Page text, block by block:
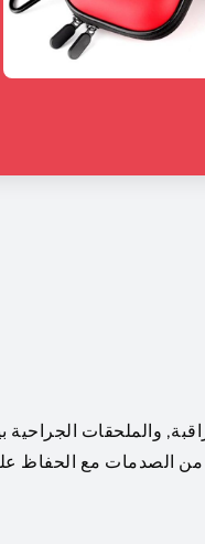
والملحقات الجراحية
من الصدمات مع الحفاظ